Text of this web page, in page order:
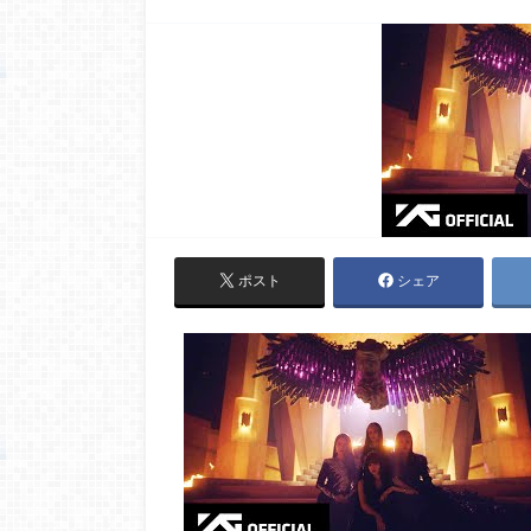
ポスト シェア